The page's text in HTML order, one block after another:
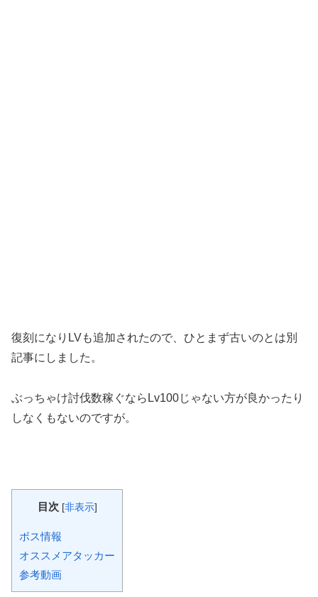
復刻になりLVも追加されたので、ひとまず古いのとは別
記事にしました。
ぶっちゃけ討伐数稼ぐならLv100じゃない方が良かったり
しなくもないのですが。
目次 [非表示]
ボス情報
オススメアタッカー
参考動画